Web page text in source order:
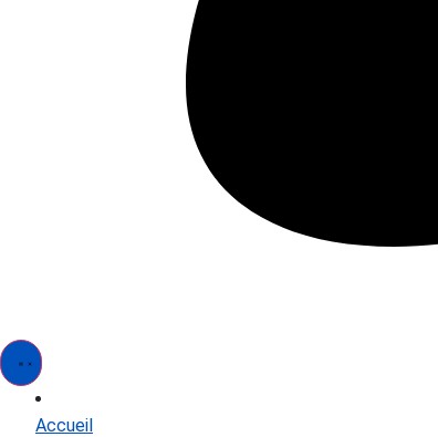
Accueil